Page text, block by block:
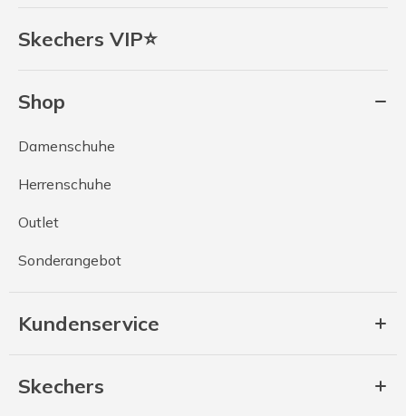
Skechers VIP⭐
Shop
Damenschuhe
Herrenschuhe
Outlet
Sonderangebot
Kundenservice
Skechers